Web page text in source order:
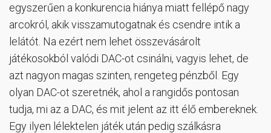
egyszerűen a konkurencia hiánya miatt fellépő nagy
arcokról, akik visszamutogatnak és csendre intik a
lelátót. Na ezért nem lehet összevásárolt
játékosokból valódi DAC-ot csinálni, vagyis lehet, de
azt nagyon magas szinten, rengeteg pénzből. Egy
olyan DAC-ot szeretnék, ahol a rangidős pontosan
tudja, mi az a DAC, és mit jelent az itt élő embereknek.
Egy ilyen lélektelen játék után pedig szálkásra